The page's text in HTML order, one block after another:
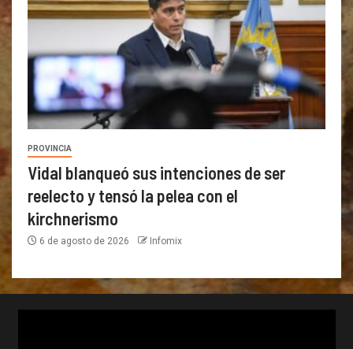
PROVINCIA
Vidal blanqueó sus intenciones de ser
reelecto y tensó la pelea con el
kirchnerismo
6 de agosto de 2026 Infomix